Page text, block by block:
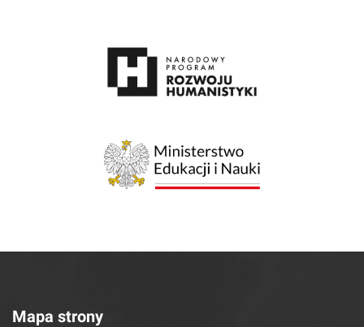
Mapa strony